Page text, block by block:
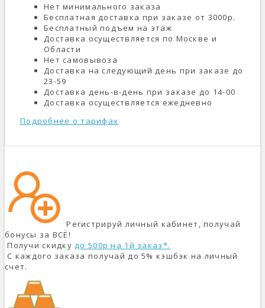
Нет минимального заказа
Бесплатная доставка при заказе от 3000р.
Бесплатный подъем на этаж
Доставка осуществляется по Москве и
Области
Нет самовывоза
Доставка на следующий день при заказе до
23-59
Доставка день-в-день при заказе до 14-00
Доставка осуществляется ежедневно
Подробнее о тарифах
Регистрируй личный кабинет, получай
бонусы за ВСЁ!
Получи скидкудо 500р на 1й заказ*.
С каждого заказа получай до 5% кэшбэк на личный
счет.